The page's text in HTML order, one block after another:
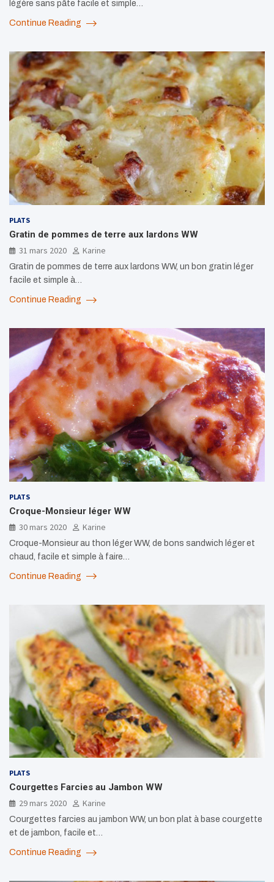
légère sans pâte facile et simple…
Continue Reading
PLATS
Gratin de pommes de terre aux lardons WW
31 mars 2020
Karine
Gratin de pommes de terre aux lardons WW, un bon gratin léger
facile et simple à…
Continue Reading
PLATS
Croque-Monsieur léger WW
30 mars 2020
Karine
Croque-Monsieur au thon léger WW, de bons sandwich léger et
chaud, facile et simple à faire…
Continue Reading
PLATS
Courgettes Farcies au Jambon WW
29 mars 2020
Karine
Courgettes farcies au jambon WW, un bon plat à base courgette
et de jambon, facile et…
Continue Reading